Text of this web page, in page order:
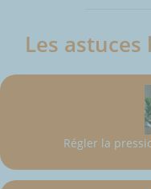
Les
Régler la